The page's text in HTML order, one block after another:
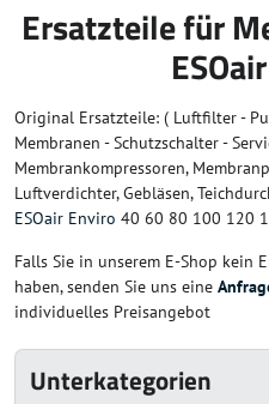
Ersatzteile für
Original Ersatzteile: ( Luftfilter -
Membranen - Schutzschalter -
Membrankompressoren,
Luftverdichter, Gebläsen,
ESOair Enviro 40 60 80 100 120
Falls Sie in unserem E-Shop kein
haben, senden Sie uns eine
individuelles Preisangebot
Unterkategorien